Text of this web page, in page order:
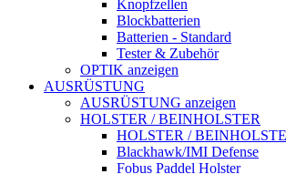
Knopfzellen
Blockbatterien
Batterien - Standard
Tester & Zubehör
OPTIK anzeigen
AUSRÜSTUNG
AUSRÜSTUNG anzeigen
HOLSTER / BEINHOLSTER
HOLSTER /
Blackhawk/IMI Defense
Fobus Paddel Holster